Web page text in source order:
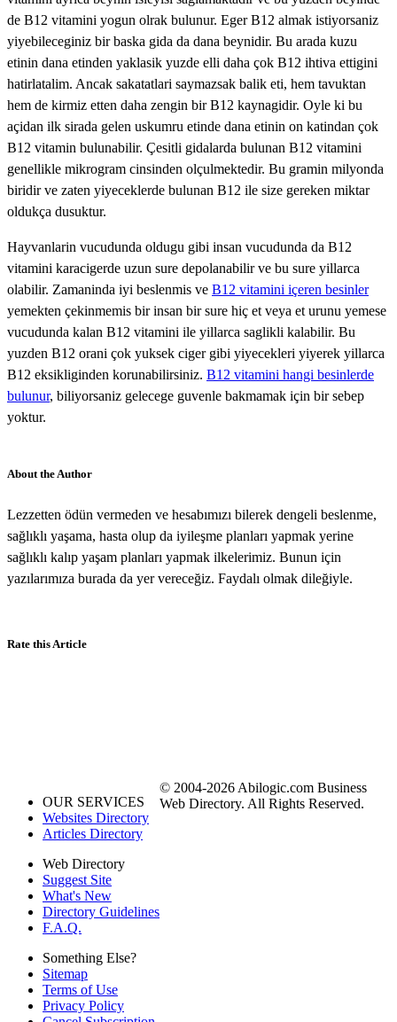
de B12 vitamini yogun olrak bulunur. Eger B12 almak istiyorsaniz
yiyebileceginiz bir baska gida da dana beynidir. Bu arada kuzu
etinin dana etinden yaklasik yuzde elli daha çok B12 ihtiva ettigini
hatirlatalim. Ancak sakatatlari saymazsak balik eti, hem tavuktan
hem de kirmiz etten daha zengin bir B12 kaynagidir. Oyle ki bu
açidan ilk sirada gelen uskumru etinde dana etinin on katindan çok
B12 vitamin bulunabilir. Çesitli gidalarda bulunan B12 vitamini
genellikle mikrogram cinsinden olçulmektedir. Bu gramin milyonda
biridir ve zaten yiyeceklerde bulunan B12 ile size gereken miktar
oldukça dusuktur.
Hayvanlarin vucudunda oldugu gibi insan vucudunda da B12
vitamini karacigerde uzun sure depolanabilir ve bu sure yillarca
olabilir. Zamaninda iyi beslenmis ve B12 vitamini içeren besinler
yemekten çekinmemis bir insan bir sure hiç et veya et urunu yemese
vucudunda kalan B12 vitamini ile yillarca saglikli kalabilir. Bu
yuzden B12 orani çok yuksek ciger gibi yiyecekleri yiyerek yillarca
B12 eksikliginden korunabilirsiniz. B12 vitamini hangi besinlerde
bulunur, biliyorsaniz gelecege guvenle bakmamak için bir sebep
yoktur.
About the Author
Lezzetten ödün vermeden ve hesabımızı bilerek dengeli beslenme,
sağlıklı yaşama, hasta olup da iyileşme planları yapmak yerine
sağlıklı kalıp yaşam planları yapmak ilkelerimiz. Bunun için
yazılarımıza burada da yer vereceğiz. Faydalı olmak dileğiyle.
Rate this Article
OUR SERVICES
Websites Directory
Articles Directory
Web Directory
Suggest Site
What's New
Directory Guidelines
F.A.Q.
Something Else?
Sitemap
Terms of Use
Privacy Policy
© 2004-2026 Abilogic.com Business
Web Directory. All Rights Reserved.